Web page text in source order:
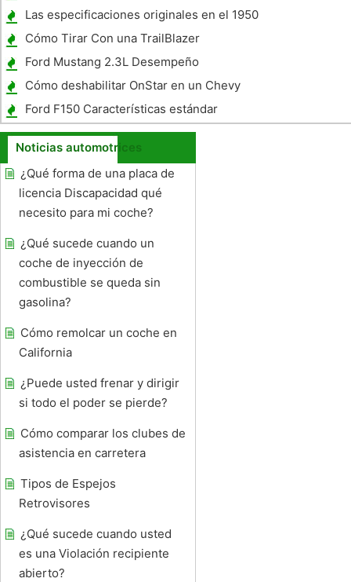
Las especificaciones originales en el 1950
GMC Truck
Cómo Tirar Con una TrailBlazer
Ford Mustang 2.3L Desempeño
Cómo deshabilitar OnStar en un Chevy
Truck 2005
Ford F150 Características estándar
Noticias automotrices
¿Qué forma de una placa de
licencia Discapacidad qué
necesito para mi coche?
¿Qué sucede cuando un
coche de inyección de
combustible se queda sin
gasolina?
Cómo remolcar un coche en
California
¿Puede usted frenar y dirigir
si todo el poder se pierde?
Cómo comparar los clubes de
asistencia en carretera
Tipos de Espejos
Retrovisores
¿Qué sucede cuando usted
es una Violación recipiente
abierto?